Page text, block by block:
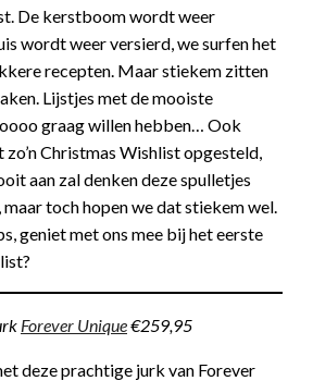
De kerstboom wordt weer
wordt weer versierd, we surfen het
recepten. Maar stiekem zitten
Lijstjes met de mooiste
graag willen hebben… Ook
Christmas Wishlist opgesteld,
aan zal denken deze spulletjes
toch hopen we dat stiekem wel.
geniet met ons mee bij het eerste
Forever Unique€259,95
deze prachtige jurk van Forever